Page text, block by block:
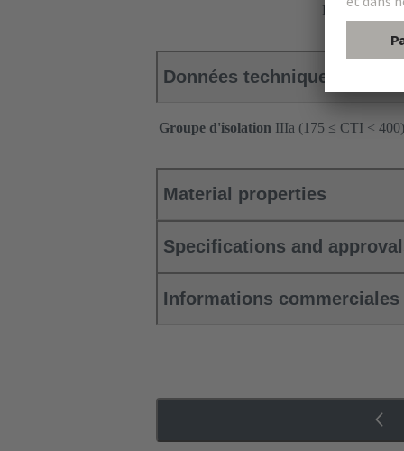
Fixation
Données techniques
Groupe d'isolation IIIa (175 ≤ CTI < 400)
Material properties
Specifications and
Informations commerciales